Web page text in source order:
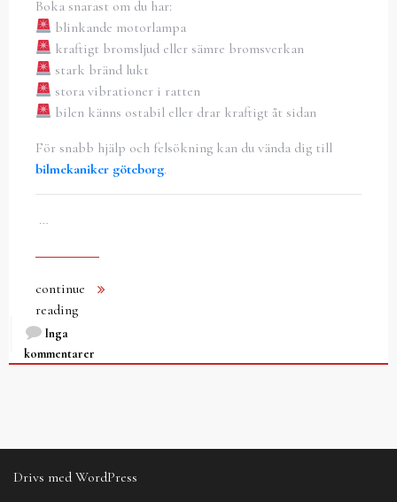
Boka snarast om du har:
blinkande motorlampa
kraftigt bromsljud eller sämre bromsverkan
stark bränd lukt
stora vibrationer i ratten
bilen känns ostabil eller drar kraftigt åt sidan
För snabb hjälp och felsökning kan du vända dig till
bilmekaniker göteborg.
…
continue
reading
Inga
kommentarer
Drivs med WordPress